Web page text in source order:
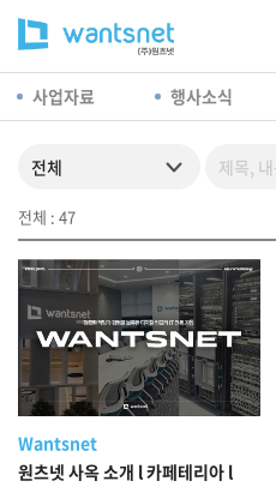
사업자료 행사소식
전체 : 47
Wantsnet
원츠넷 사옥 소개 l 카페테리아 l